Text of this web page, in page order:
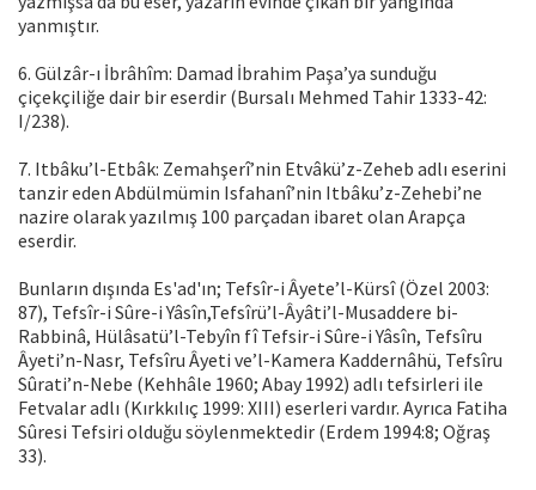
yanmıştır.
6. Gülzâr-ı İbrâhîm: Damad İbrahim Paşa’ya sunduğu
çiçekçiliğe dair bir eserdir (Bursalı Mehmed Tahir 1333-42:
I/238).
7. Itbâku’l-Etbâk: Zemahşerî’nin Etvâkü’z-Zeheb adlı eserini
tanzir eden Abdülmümin Isfahanî’nin Itbâku’z-Zehebi’ne
nazire olarak yazılmış 100 parçadan ibaret olan Arapça
eserdir.
Bunların dışında Es'ad'ın; Tefsîr-i Âyete’l-Kürsî (Özel 2003:
87), Tefsîr-i Sûre-i Yâsîn,Tefsîrü’l-Âyâti’l-Musaddere bi-
Rabbinâ, Hülâsatü’l-Tebyîn fî Tefsir-i Sûre-i Yâsîn, Tefsîru
Âyeti’n-Nasr, Tefsîru Âyeti ve’l-Kamera Kaddernâhü, Tefsîru
Sûrati’n-Nebe (Kehhâle 1960; Abay 1992) adlı tefsirleri ile
Fetvalar adlı (Kırkkılıç 1999: XIII) eserleri vardır. Ayrıca Fatiha
Sûresi Tefsiri olduğu söylenmektedir (Erdem 1994:8; Oğraş
33).